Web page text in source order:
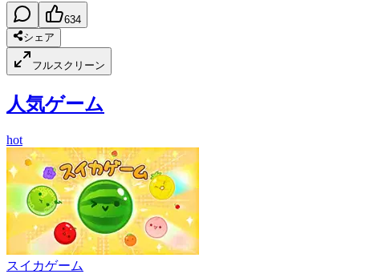
634
シェア
フルスクリーン
人気ゲーム
hot
スイカゲーム